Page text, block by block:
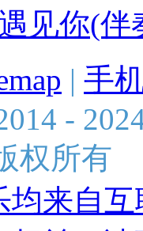
见你(伴
| 手
-
权所有
均来自